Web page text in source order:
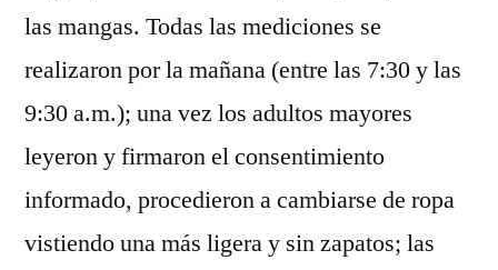
las mangas. Todas las mediciones se
realizaron por la mañana (entre las 7:30 y las
9:30 a.m.); una vez los adultos mayores
leyeron y firmaron el consentimiento
informado, procedieron a cambiarse de ropa
vistiendo una más ligera y sin zapatos; las